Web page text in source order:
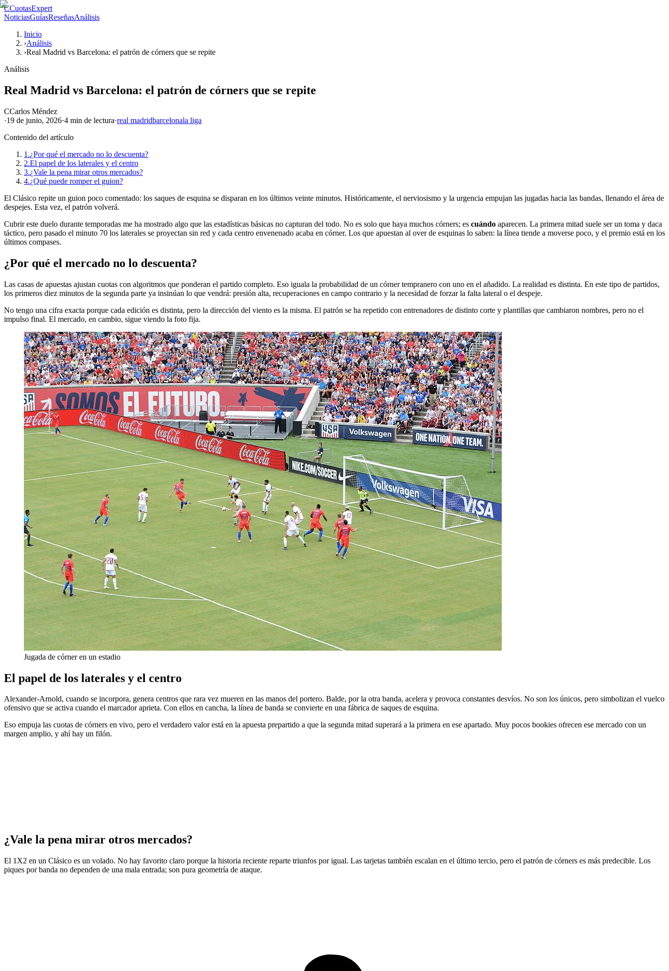
CCuotasExpert
NoticiasGuíasReseñasAnálisis
Inicio
›Análisis
›Real Madrid vs Barcelona: el patrón de córners que se repite
Análisis
Real Madrid vs Barcelona: el patrón de córners que se repite
CCarlos Méndez
·19 de junio, 2026·4 min de lectura·real madridbarcelonala liga
Contenido del artículo
1.¿Por qué el mercado no lo descuenta?
2.El papel de los laterales y el centro
3.¿Vale la pena mirar otros mercados?
4.¿Qué puede romper el guion?
El Clásico repite un guion poco comentado: los saques de esquina se disparan en los últimos veinte minutos. Históricamente, el nerviosismo y la urgencia empujan las jugadas hacia las bandas, llenando el área de
despejes. Esta vez, el patrón volverá.
Cubrir este duelo durante temporadas me ha mostrado algo que las estadísticas básicas no capturan del todo. No es solo que haya muchos córners; es cuándo aparecen. La primera mitad suele ser un toma y daca
táctico, pero pasado el minuto 70 los laterales se proyectan sin red y cada centro envenenado acaba en córner. Los que apuestan al over de esquinas lo saben: la línea tiende a moverse poco, y el premio está en los
últimos compases.
¿Por qué el mercado no lo descuenta?
Las casas de apuestas ajustan cuotas con algoritmos que ponderan el partido completo. Eso iguala la probabilidad de un córner tempranero con uno en el añadido. La realidad es distinta. En este tipo de partidos,
los primeros diez minutos de la segunda parte ya insinúan lo que vendrá: presión alta, recuperaciones en campo contrario y la necesidad de forzar la falta lateral o el despeje.
No tengo una cifra exacta porque cada edición es distinta, pero la dirección del viento es la misma. El patrón se ha repetido con entrenadores de distinto corte y plantillas que cambiaron nombres, pero no el
impulso final. El mercado, en cambio, sigue viendo la foto fija.
Jugada de córner en un estadio
El papel de los laterales y el centro
Alexander-Arnold, cuando se incorpora, genera centros que rara vez mueren en las manos del portero. Balde, por la otra banda, acelera y provoca constantes desvíos. No son los únicos, pero simbolizan el vuelco
ofensivo que se activa cuando el marcador aprieta. Con ellos en cancha, la línea de banda se convierte en una fábrica de saques de esquina.
Eso empuja las cuotas de córners en vivo, pero el verdadero valor está en la apuesta prepartido a que la segunda mitad superará a la primera en ese apartado. Muy pocos bookies ofrecen ese mercado con un
margen amplio, y ahí hay un filón.
¿Vale la pena mirar otros mercados?
El 1X2 en un Clásico es un volado. No hay favorito claro porque la historia reciente reparte triunfos por igual. Las tarjetas también escalan en el último tercio, pero el patrón de córners es más predecible. Los
piques por banda no dependen de una mala entrada; son pura geometría de ataque.